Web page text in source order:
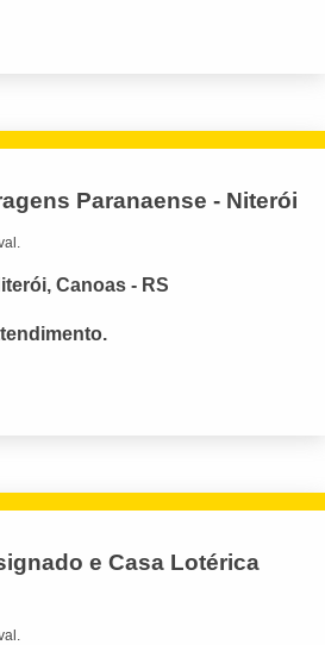
Paranaense - Niterói
Canoas - RS
e Casa Lotérica